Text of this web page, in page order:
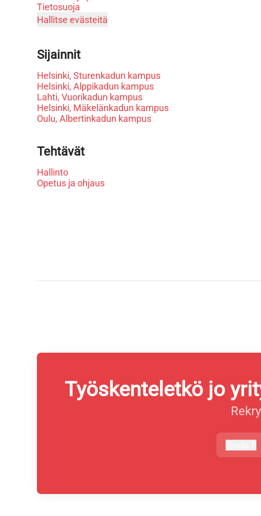
Tietosuoja
Hallitse evästeitä
Sijainnit
Helsinki, Sturenkadun kampus
Helsinki, Alppikadun kampus
Lahti, Vuorikadun kampus
Helsinki, Mäkelänkadun kampus
Oulu, Albertinkadun kampus
Tehtävät
Hallinto
Opetus ja ohjaus
Työskenteletkö jo
sdo.fi